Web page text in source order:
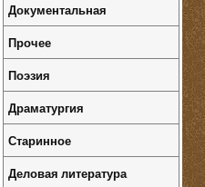
Документальная
Прочее
Поэзия
Драматургия
Старинное
Деловая литература